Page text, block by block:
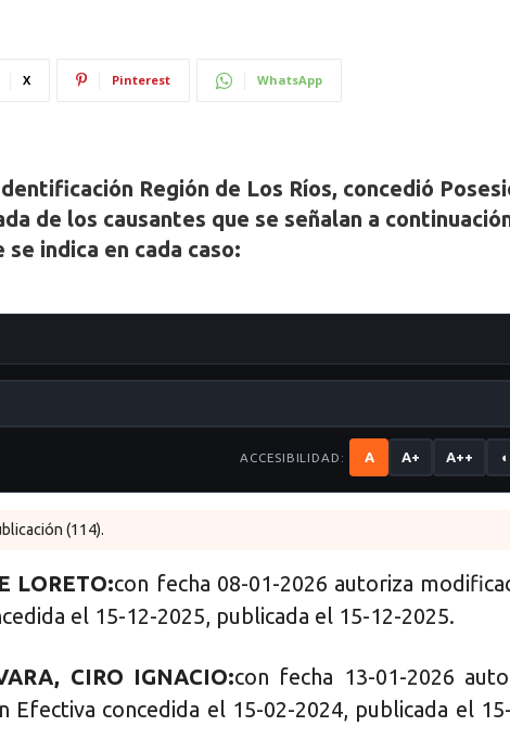
X Pinterest WhatsApp
Región de Los Ríos, concedió
de los causantes que se señalan a
indica en cada caso:
ACCESIBILIDAD: A A+ A++ ◐
(114).
LORETO:con fecha 08-01-2026 autoriza
el 15-12-2025, publicada el 15-12-2025.
CIRO IGNACIO:con fecha 13-01-2026
Efectiva concedida el 15-02-2024, publicada el